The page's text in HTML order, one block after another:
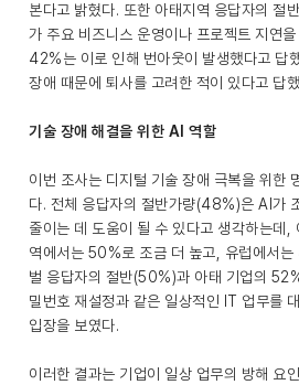
본다고 밝혔다. 또한 아태지역 응답자의 절
가 주요 비즈니스 운영이나 프로젝트 지연
42%는 이로 인해 번아웃이 발생했다고 답
장애 때문에 퇴사를 고려한 적이 있다고 답
기술 장애 해결을 위한 AI 역할
이번 조사는 디지털 기술 장애 극복을 위한
다. 전체 응답자의 절반가량(48%)은 AI가
줄이는 데 도움이 될 수 있다고 생각하는데,
역에서는 50%로 조금 더 높고, 유럽에서
벌 응답자의 절반(50%)과 아태 기업의
밀번호 재설정과 같은 일상적인 IT 업무를
입장을 보였다.
이러한 결과는 기업이 일상 업무의 방해 요